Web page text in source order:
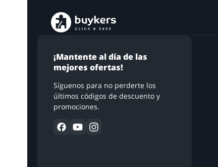
¡Mantente al día de las
mejores ofertas!
Síguenos para no perderte los
últimos códigos de descuento y
promociones.